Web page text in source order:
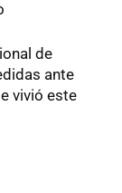
de
ante
vivió este